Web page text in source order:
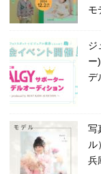
モ
ジ
ー
デ
写
ル
兵